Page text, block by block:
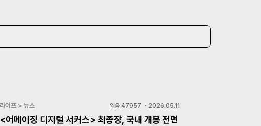
라이프 > 뉴스 읽음 47957 ・ 2026.05.11
<어메이징 디지털 서커스> 최종장, 국내 개봉 전면